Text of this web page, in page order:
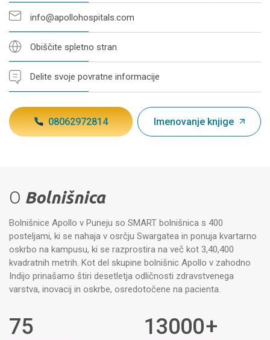
info@apollohospitals.com
Obiščite spletno stran
Delite svoje povratne informacije
08062972814 Imenovanje knjige
O Bolnišnica
Bolnišnice Apollo v Puneju so SMART bolnišnica s 400
posteljami, ki se nahaja v osrčju Swargatea in ponuja kvartarno
oskrbo na kampusu, ki se razprostira na več kot 3,40,400
kvadratnih metrih. Kot del skupine bolnišnic Apollo v zahodno
Indijo prinašamo štiri desetletja odličnosti zdravstvenega
varstva, inovacij in oskrbe, osredotočene na pacienta.
75 13000+